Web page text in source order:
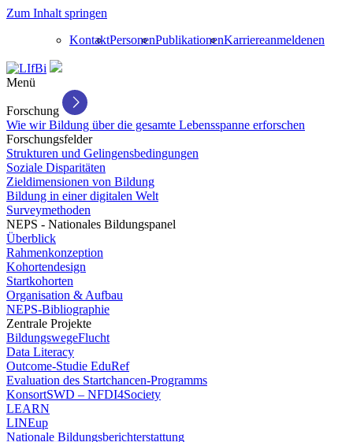
Zum Inhalt springen
KontaktPersonenPublikationenKarriereanmeldenen
Menü
Forschung
Wie wir Bildung über die gesamte Lebensspanne erforschen
Forschungsfelder
Strukturen und Gelingensbedingungen
Soziale Disparitäten
Zieldimensionen von Bildung
Bildung in einer digitalen Welt
Surveymethoden
NEPS - Nationales Bildungspanel
Überblick
Rahmenkonzeption
Kohortendesign
Startkohorten
Organisation & Aufbau
NEPS-Bibliographie
Zentrale Projekte
BildungswegeFlucht
Data Literacy
Outcome-Studie EduRef
Evaluation des Startchancen-Programms
KonsortSWD – NFDI4Society
LEARN
LINEup
Nationale Bildungsberichterstattung